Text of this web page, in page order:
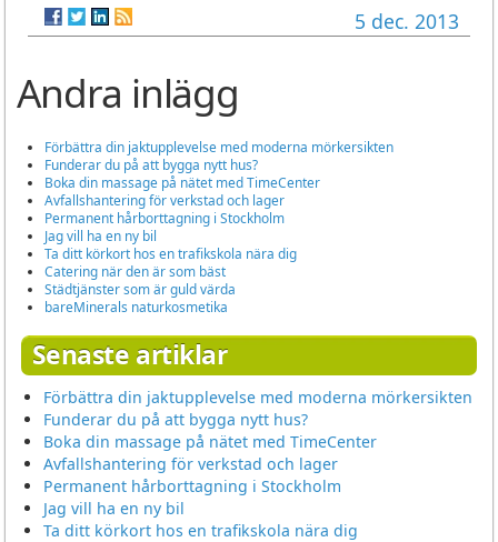
5 dec. 2013
Andra inlägg
Förbättra din jaktupplevelse med moderna mörkersikten
Funderar du på att bygga nytt hus?
Boka din massage på nätet med TimeCenter
Avfallshantering för verkstad och lager
Permanent hårborttagning i Stockholm
Jag vill ha en ny bil
Ta ditt körkort hos en trafikskola nära dig
Catering när den är som bäst
Städtjänster som är guld värda
bareMinerals naturkosmetika
Senaste artiklar
Förbättra din jaktupplevelse med moderna mörkersikten
Funderar du på att bygga nytt hus?
Boka din massage på nätet med TimeCenter
Avfallshantering för verkstad och lager
Permanent hårborttagning i Stockholm
Jag vill ha en ny bil
Ta ditt körkort hos en trafikskola nära dig